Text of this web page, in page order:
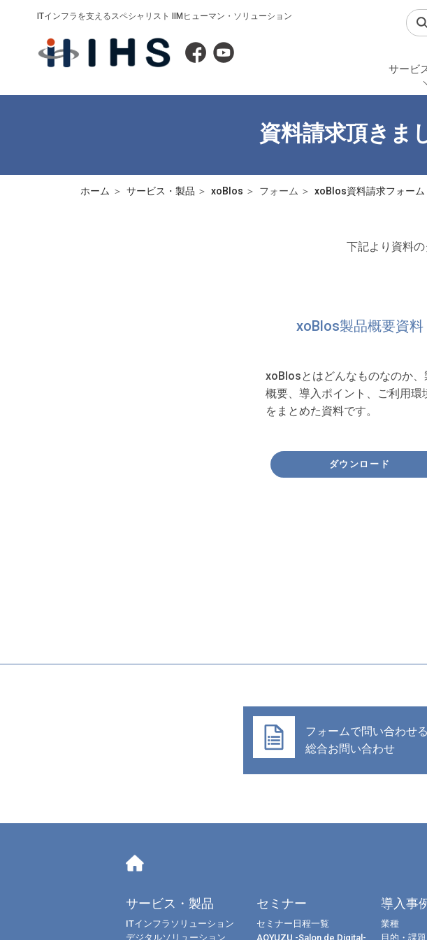
ITインフラを支えるスペシャリスト IIMヒューマン・ソリューション
サービ
資料請求頂きま
ホーム サービス・製品 xoBlos フォーム xoBlos資料請求フォーム
下記より資料の
xoBlos製品概要資料
xoBlosとはどんなものなのか、
概要、導入ポイント、ご利用環
をまとめた資料です。
ダウンロード
フォームで問い合わせる
総合お問い合わせ
サービス・製品
ITインフラソリューション
デジタルソリューション
セミナー
セミナー日程一覧
AOYUZU -Salon de Digital-
導入事
業種
目的・課題